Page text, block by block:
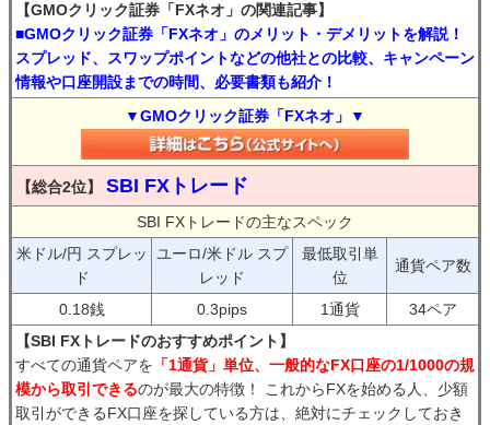
【GMOクリック証券「FXネオ」の関連記事】
■GMOクリック証券「FXネオ」のメリット・デメリットを解説！
スプレッド、スワップポイントなどの他社との比較、キャンペーン
情報や口座開設までの時間、必要書類も紹介！
▼GMOクリック証券「FXネオ」▼
【総合2位】 SBI FXトレード
SBI FXトレードの主なスペック
米ドル/円 スプレッ
ド
ユーロ/米ドル スプ
レッド
最低取引単
位
通貨ペア数
0.18銭 0.3pips 1通貨
34ペア
【SBI FXトレードのおすすめポイント】
すべての通貨ペアを 「1通貨」単位、一般的なFX口座の1/1000の規
模から取引できるのが最大の特徴！ これからFXを始める人、少額
取引ができるFX口座を探している方は、絶対にチェックしておき